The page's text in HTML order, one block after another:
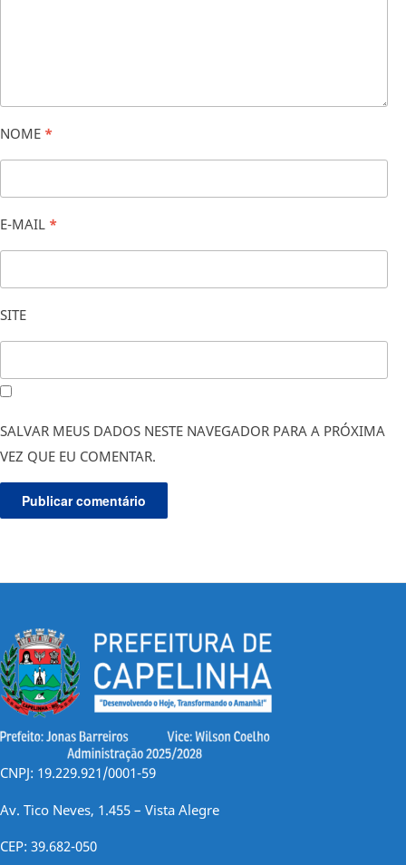
NOME *
E-MAIL *
SITE
SALVAR MEUS DADOS NESTE NAVEGADOR PARA A PRÓXIMA
VEZ QUE EU COMENTAR.
CNPJ: 19.229.921/0001-59
Av. Tico Neves, 1.455 – Vista Alegre
CEP: 39.682-050